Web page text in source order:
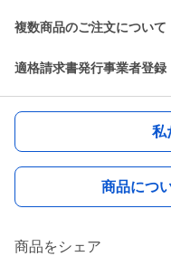
複数商品のご注文について
適格請求書発行事業者登録
私
商品につ
商品をシェア